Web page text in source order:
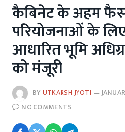
कैबिनेट के अहम
परियोजनाओं के
आधारित भूमि
को मंजूरी
BYUTKARSH JYOTI
NO COMMENTS